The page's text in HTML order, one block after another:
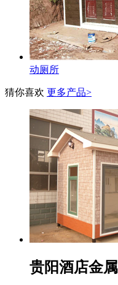
动厕所
猜你喜欢 更多产品>
贵阳酒店金